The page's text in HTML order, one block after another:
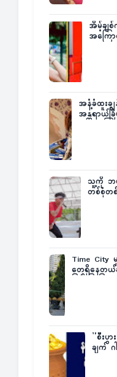
အိမ့်ချ
အကြေ
အနံ့ခံထူး
အန္တရာယ်ခ
သူ့ကို ဘ
တစ်စုံတ
Time City
တွေရှိနေတ
”စီးပွ
ချက်